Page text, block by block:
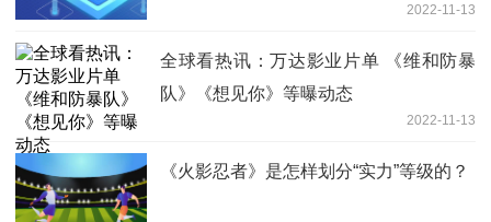
2022-11-13
全球看热讯：万达影业片单 《维和防暴
队》《想见你》等曝动态
2022-11-13
《火影忍者》是怎样划分“实力”等级的？